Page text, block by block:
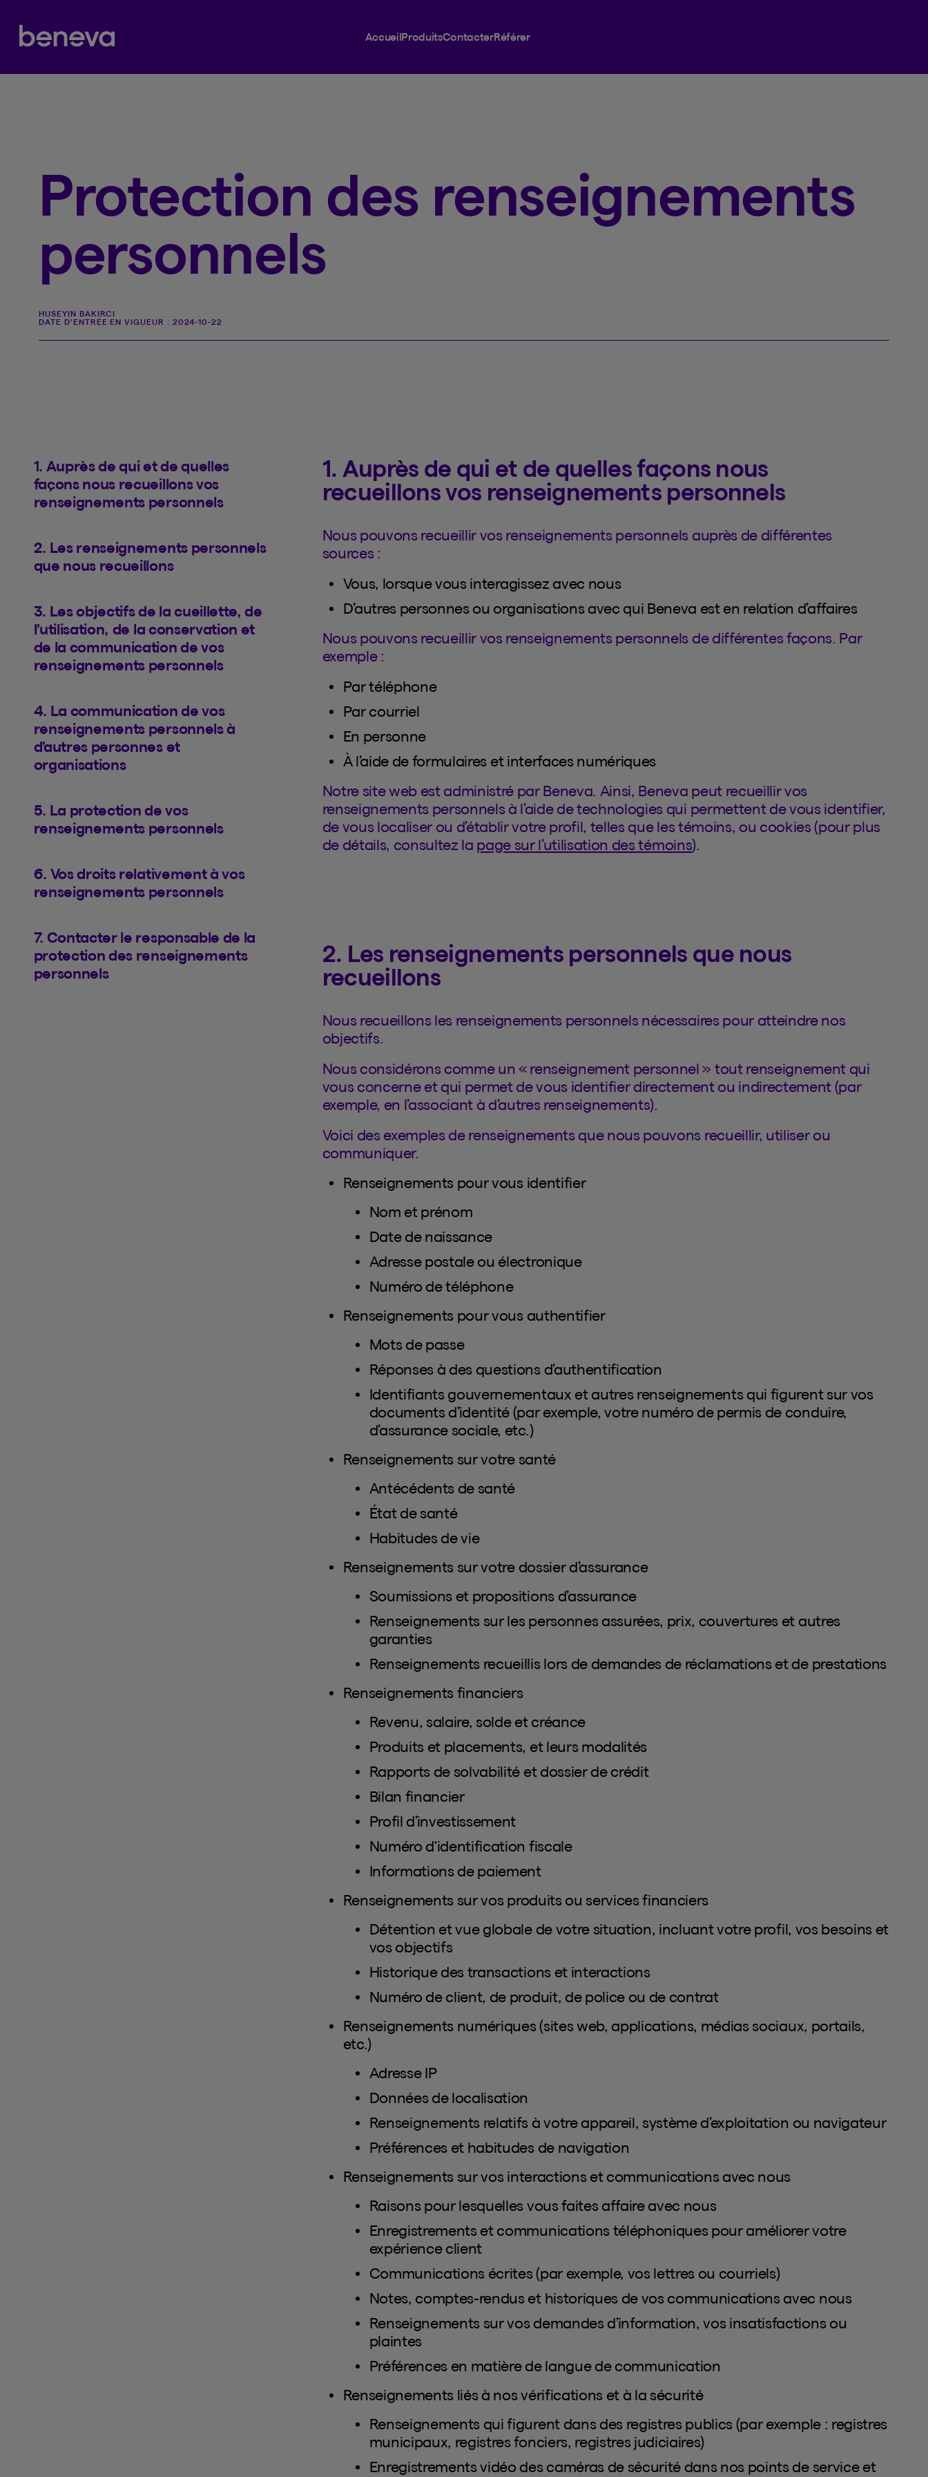
Partenaire Beneva AccueilProduitsContacterRéférer
Protection des renseignements
personnels
HUSEYIN BAKIRCI
DATE D'ENTRÉE EN VIGUEUR : 2024-10-22
1. Auprès de qui et de quelles
façons nous recueillons vos
renseignements personnels
2. Les renseignements personnels
que nous recueillons
3. Les objectifs de la cueillette, de
l’utilisation, de la conservation et
de la communication de vos
renseignements personnels
4. La communication de vos
renseignements personnels à
d’autres personnes et
organisations
5. La protection de vos
renseignements personnels
6. Vos droits relativement à vos
renseignements personnels
7. Contacter le responsable de la
protection des renseignements
personnels
1. Auprès de qui et de quelles façons nous
recueillons vos renseignements personnels
Nous pouvons recueillir vos renseignements personnels auprès de différentes
sources :
Vous, lorsque vous interagissez avec nous
D’autres personnes ou organisations avec qui Beneva est en relation d’affaires
Nous pouvons recueillir vos renseignements personnels de différentes façons. Par
exemple :
Par téléphone
Par courriel
En personne
À l’aide de formulaires et interfaces numériques
Notre site web est administré par Beneva. Ainsi, Beneva peut recueillir vos
renseignements personnels à l’aide de technologies qui permettent de vous identifier,
de vous localiser ou d’établir votre profil, telles que les témoins, ou cookies (pour plus
de détails, consultez la page sur l’utilisation des témoins).
2. Les renseignements personnels que nous
recueillons
Nous recueillons les renseignements personnels nécessaires pour atteindre nos
objectifs.
Nous considérons comme un « renseignement personnel » tout renseignement qui
vous concerne et qui permet de vous identifier directement ou indirectement (par
exemple, en l’associant à d’autres renseignements).
Voici des exemples de renseignements que nous pouvons recueillir, utiliser ou
communiquer.
Renseignements pour vous identifier
Nom et prénom
Date de naissance
Adresse postale ou électronique
Numéro de téléphone
Renseignements pour vous authentifier
Mots de passe
Réponses à des questions d’authentification
Identifiants gouvernementaux et autres renseignements qui figurent sur vos
documents d’identité (par exemple, votre numéro de permis de conduire,
d’assurance sociale, etc.)
Renseignements sur votre santé
Antécédents de santé
État de santé
Habitudes de vie
Renseignements sur votre dossier d’assurance
Soumissions et propositions d’assurance
Renseignements sur les personnes assurées, prix, couvertures et autres
garanties
Renseignements recueillis lors de demandes de réclamations et de prestations
Renseignements financiers
Revenu, salaire, solde et créance
Produits et placements, et leurs modalités
Rapports de solvabilité et dossier de crédit
Bilan financier
Profil d’investissement
Numéro d'identification fiscale
Informations de paiement
Renseignements sur vos produits ou services financiers
Détention et vue globale de votre situation, incluant votre profil, vos besoins et
vos objectifs
Historique des transactions et interactions
Numéro de client, de produit, de police ou de contrat
Renseignements numériques (sites web, applications, médias sociaux, portails,
etc.)
Adresse IP
Données de localisation
Renseignements relatifs à votre appareil, système d’exploitation ou navigateur
Préférences et habitudes de navigation
Renseignements sur vos interactions et communications avec nous
Raisons pour lesquelles vous faites affaire avec nous
Enregistrements et communications téléphoniques pour améliorer votre
expérience client
Communications écrites (par exemple, vos lettres ou courriels)
Notes, comptes-rendus et historiques de vos communications avec nous
Renseignements sur vos demandes d’information, vos insatisfactions ou
plaintes
Préférences en matière de langue de communication
Renseignements liés à nos vérifications et à la sécurité
Renseignements qui figurent dans des registres publics (par exemple : registres
municipaux, registres fonciers, registres judiciaires)
Enregistrements vidéo des caméras de sécurité dans nos points de service et